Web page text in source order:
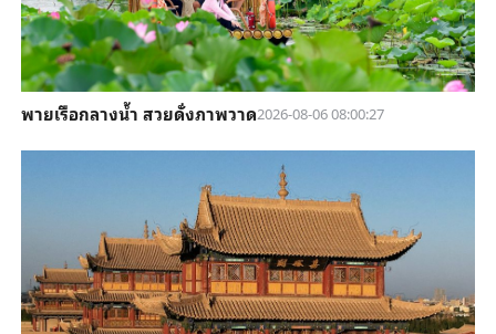
พายเรือกลางน้ำ สวยดั่งภาพวาด2026-08-06 08:00:27